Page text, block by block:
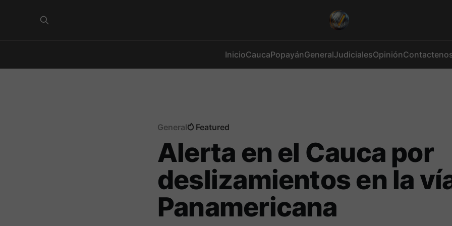
InicioCaucaPopayánGeneralJudicialesOpinión
General Featured
Alerta en el Cauca por
deslizamientos en la
Panamericana